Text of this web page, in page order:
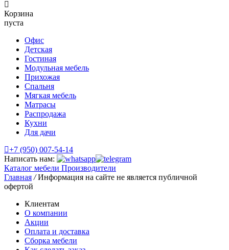
Корзина
пуста
Офис
Детская
Гостиная
Модульная мебель
Прихожая
Спальня
Мягкая мебель
Матрасы
Распродажа
Кухни
Для дачи
+7 (950) 007-54-14
Написать нам:
Каталог мебели Производители
Главная / Информация на сайте не является публичной
офертой
Клиентам
О компании
Акции
Оплата и доставка
Сборка мебели